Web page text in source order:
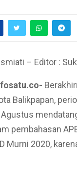
– Editor :
Balikpapan,
Agustus
pembahasan
Murni 2020,